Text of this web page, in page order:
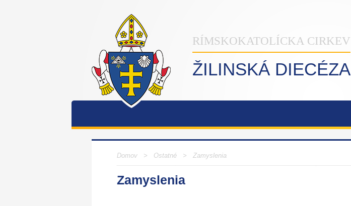
RÍMSKOKATOLÍCKA CIRKEV
ŽILINSKÁ DIECÉZA
Domov > Ostatné > Zamyslenia
Zamyslenia